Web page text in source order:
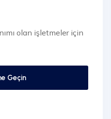
olan işletmeler için
Geçin